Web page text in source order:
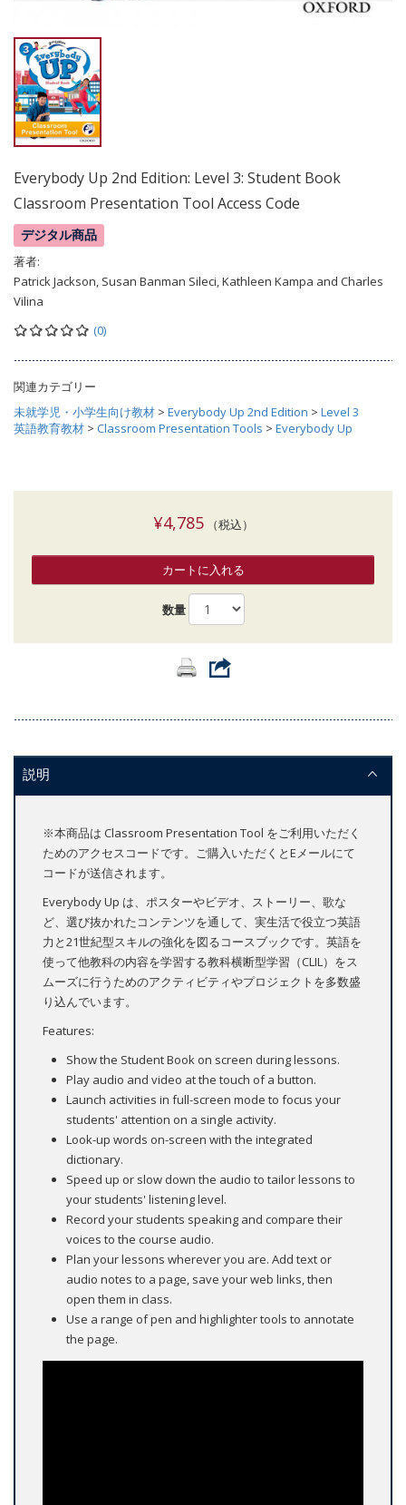
Everybody Up 2nd Edition: Level 3: Student Book
Classroom Presentation Tool Access Code
デジタル商品
著者:
Patrick Jackson, Susan Banman Sileci, Kathleen Kampa and Charles
Vilina
(0)
関連カテゴリー
未就学児・小学生向け教材 > Everybody Up 2nd Edition > Level 3
英語教育教材 > Classroom Presentation Tools > Everybody Up
¥4,785（税込）
カートに入れる
数量
説明
※本商品は Classroom Presentation Tool をご利用いただく
ためのアクセスコードです。ご購入いただくとEメールにて
コードが送信されます。
Everybody Up は、ポスターやビデオ、ストーリー、歌な
ど、選び抜かれたコンテンツを通して、実生活で役立つ英語
力と21世紀型スキルの強化を図るコースブックです。英語を
使って他教科の内容を学習する教科横断型学習（CLIL）をス
ムーズに行うためのアクティビティやプロジェクトを多数盛
り込んでいます。
Features:
Show the Student Book on screen during lessons.
Play audio and video at the touch of a button.
Launch activities in full-screen mode to focus your
students' attention on a single activity.
Look-up words on-screen with the integrated
dictionary.
Speed up or slow down the audio to tailor lessons to
your students' listening level.
Record your students speaking and compare their
voices to the course audio.
Plan your lessons wherever you are. Add text or
audio notes to a page, save your web links, then
open them in class.
Use a range of pen and highlighter tools to annotate
the page.